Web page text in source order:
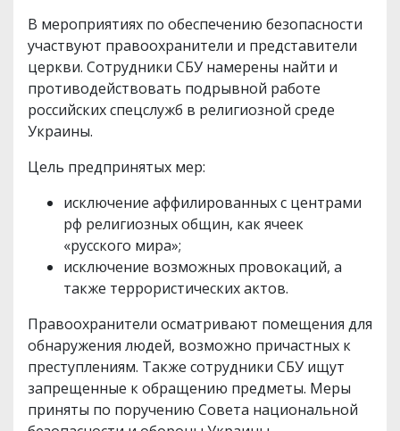
В мероприятиях по обеспечению безопасности
участвуют правоохранители и представители
церкви. Сотрудники СБУ намерены найти и
противодействовать подрывной работе
российских спецслужб в религиозной среде
Украины.
Цель предпринятых мер:
исключение аффилированных с центрами
рф религиозных общин, как ячеек
«русского мира»;
исключение возможных провокаций, а
также террористических актов.
Правоохранители осматривают помещения для
обнаружения людей, возможно причастных к
преступлениям. Также сотрудники СБУ ищут
запрещенные к обращению предметы. Меры
приняты по поручению Совета национальной